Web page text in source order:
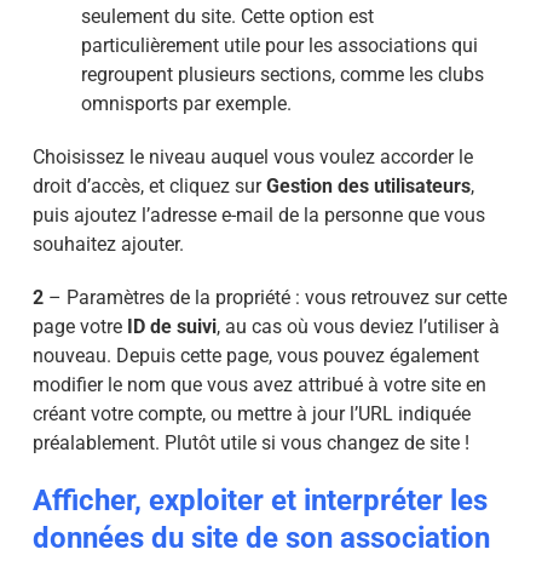
seulement du site. Cette option est
particulièrement utile pour les associations qui
regroupent plusieurs sections, comme les clubs
omnisports par exemple.
Choisissez le niveau auquel vous voulez accorder le
droit d’accès, et cliquez surGestion des utilisateurs,
puis ajoutez l’adresse e-mail de la personne que vous
souhaitez ajouter.
2– Paramètres de la propriété : vous retrouvez sur cette
page votre ID de suivi, au cas où vous deviez l’utiliser à
nouveau. Depuis cette page, vous pouvez également
modifier le nom que vous avez attribué à votre site en
créant votre compte, ou mettre à jour l’URL indiquée
préalablement. Plutôt utile si vous changez de site !
Afficher, exploiter et interpréter les
données du site de son association